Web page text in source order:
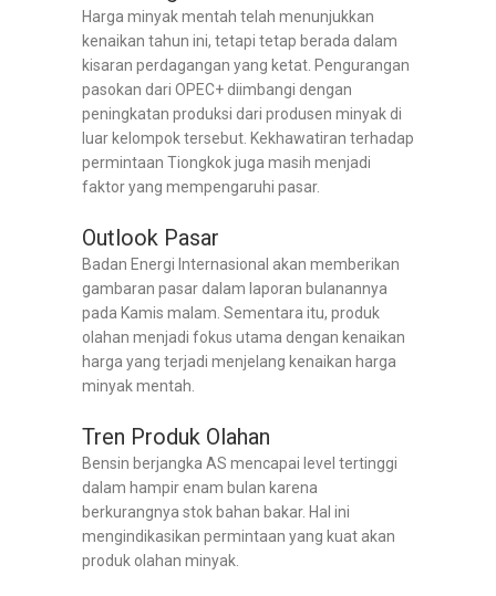
Harga minyak mentah telah menunjukkan
kenaikan tahun ini, tetapi tetap berada dalam
kisaran perdagangan yang ketat. Pengurangan
pasokan dari OPEC+ diimbangi dengan
peningkatan produksi dari produsen minyak di
luar kelompok tersebut. Kekhawatiran terhadap
permintaan Tiongkok juga masih menjadi
faktor yang mempengaruhi pasar.
Outlook Pasar
Badan Energi Internasional akan memberikan
gambaran pasar dalam laporan bulanannya
pada Kamis malam. Sementara itu, produk
olahan menjadi fokus utama dengan kenaikan
harga yang terjadi menjelang kenaikan harga
minyak mentah.
Tren Produk Olahan
Bensin berjangka AS mencapai level tertinggi
dalam hampir enam bulan karena
berkurangnya stok bahan bakar. Hal ini
mengindikasikan permintaan yang kuat akan
produk olahan minyak.